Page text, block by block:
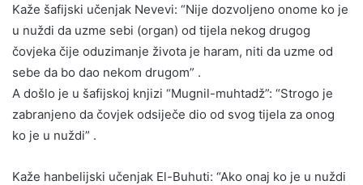
Kaže šafijski učenjak Nevevi: “Nije dozvoljeno onome ko je
u nuždi da uzme sebi (organ) od tijela nekog drugog
čovjeka čije oduzimanje života je haram, niti da uzme od
sebe da bo dao nekom drugom” .
A došlo je u šafijskoj knjizi “Mugnil-muhtadž”: “Strogo je
zabranjeno da čovjek odsiječe dio od svog tijela za onog
ko je u nuždi” .
Kaže hanbelijski učenjak El-Buhuti: “Ako onaj ko je u nuždi